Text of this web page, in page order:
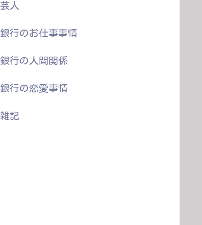
芸人
銀行のお仕事事情
銀行の人間関係
銀行の恋愛事情
雑記